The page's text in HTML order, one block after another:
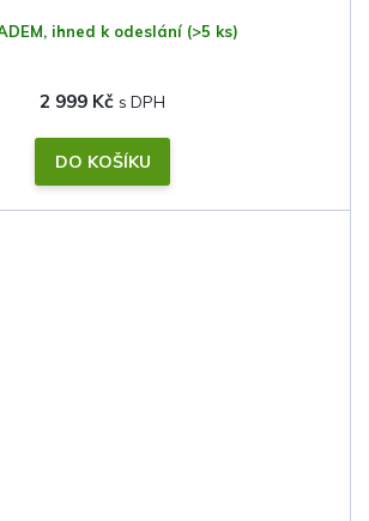
ihned k odeslání (>5 ks)
2 999 Kč
DO KOŠÍKU